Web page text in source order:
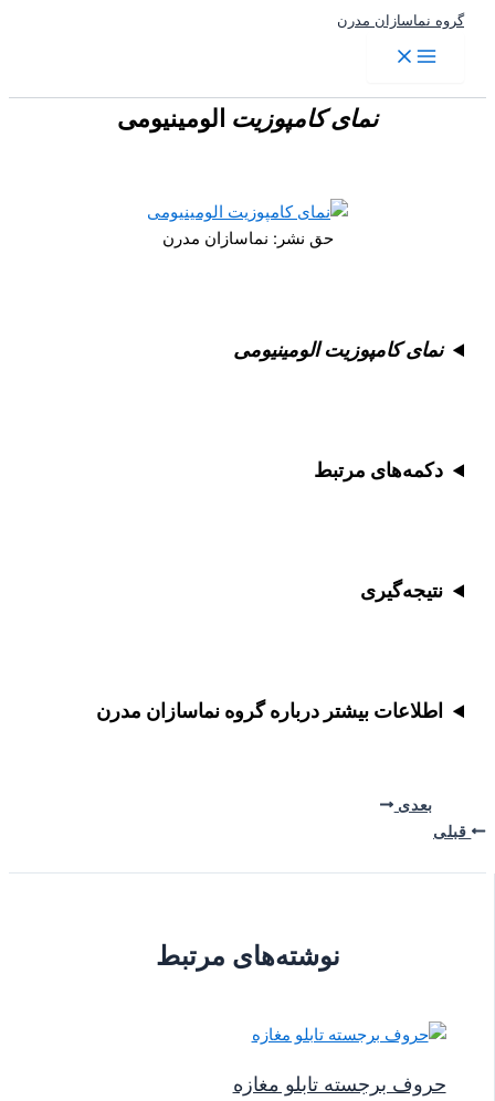
پرشگروه نماسازان مدرن
نمای کامپوزیت الومینیومی
حق نشر: نماسازان مدرن
نمای کامپوزیت الومینیومی
دکمه‌های مرتبط
نتیجه‌گیری
اطلاعات بیشتر درباره گروه نماسازان مدرن
قبلی
بعدی
نوشته‌های مرتبط
حروف برجسته تابلو مغازه